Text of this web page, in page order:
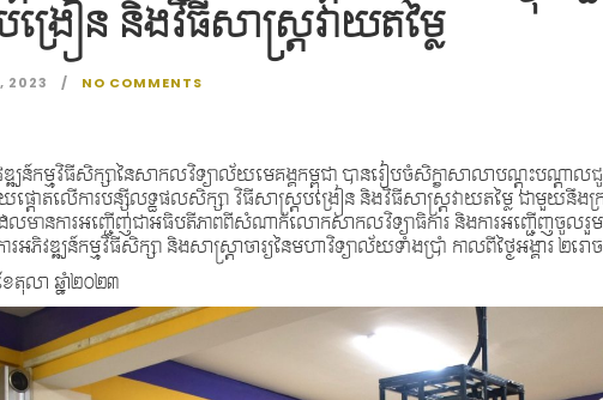
ង្រៀន និងវិធីសាស្រ្តវាយតម្លៃ
2023 NO COMMENTS
ឍន៍កម្មវិធីសិក្សានៃសាកលវិទ្យាល័យមេគង្គកម្ពុជា បានរៀបចំសិក្ខាសាលាបណ្តុះបណ្តាលជូន
ផ្តោតលើការបន្ស៊ីលទ្ធផលសិក្សា វិធីសាស្រ្តបង្រៀន និងវិធីសាស្រ្តវាយតម្លៃ ជាមួយនឹង
លមានការអញ្ជើញជាអធិបតីភាពពីសំណាក់លោកសាកលវិទ្យាធិការ និងការអញ្ជើញចូលរួ
ារអភិវឌ្ឍន៍កម្មវិធីសិក្សា និងសាស្រ្តាចារ្យនៃមហាវិទ្យាល័យទាំងប្រាំ កាលពីថ្ងៃអង្គារ
ែតុលា ឆ្នាំ២០២៣